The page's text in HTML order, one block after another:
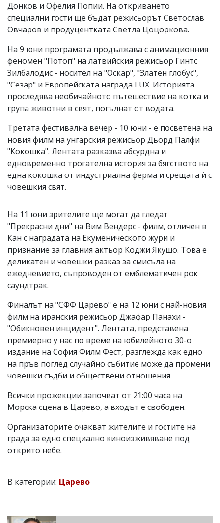
Донков и Офелия Попии. На откриването
специални гости ще бъдат режисьорът Светослав
Овчаров и продуцентката Светла Цоцоркова.
На 9 юни програмата продължава с анимационния
феномен "Потоп" на латвийския режисьор Гинтс
Зилбалодис - носител на "Оскар", "Златен глобус",
"Сезар" и Европейската награда LUX. Историята
проследява необичайното пътешествие на котка и
група животни в свят, погълнат от водата.
Третата фестивална вечер - 10 юни - е посветена на
новия филм на унгарския режисьор Дьорд Палфи
"Кокошка". Лентата разказва абсурдна и
едновременно трогателна история за бягството на
една кокошка от индустриална ферма и срещата ѝ с
човешкия свят.
На 11 юни зрителите ще могат да гледат
"Прекрасни дни" на Вим Вендерс - филм, отличен в
Кан с наградата на Екуменическото жури и
признание за главния актьор Коджи Якушо. Това е
деликатен и човешки разказ за смисъла на
ежедневието, съпроводен от емблематичен рок
саундтрак.
Финалът на "СФФ Царево" е на 12 юни с най-новия
филм на иранския режисьор Джафар Панахи -
"Обикновен инцидент". Лентата, представена
премиерно у нас по време на юбилейното 30-о
издание на София Филм Фест, разглежда как едно
на пръв поглед случайно събитие може да промени
човешки съдби и обществени отношения.
Всички прожекции започват от 21:00 часа на
Морска сцена в Царево, а входът е свободен.
Организаторите очакват жителите и гостите на
града за едно специално киноизживяване под
открито небе.
В категории: Царево